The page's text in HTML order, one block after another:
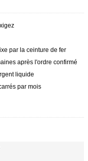
par la ceinture de fer
après l'ordre confirmé
liquide
par mois